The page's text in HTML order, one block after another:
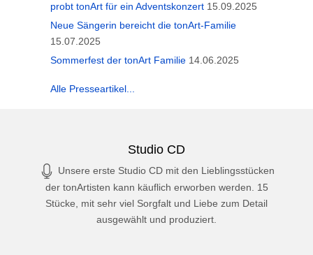
probt tonArt für ein Adventskonzert 15.09.2025
Neue Sängerin bereicht die tonArt-Familie
15.07.2025
Sommerfest der tonArt Familie 14.06.2025
Alle Presseartikel...
Studio CD
Unsere erste Studio CD mit den Lieblingsstücken
der tonArtisten kann käuflich erworben werden. 15
Stücke, mit sehr viel Sorgfalt und Liebe zum Detail
ausgewählt und produziert.